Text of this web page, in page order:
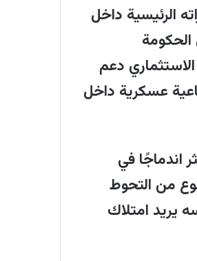
فلسفة
النخب
عالميًا، مما
الأمريكية
المتصاعد بين
العادية
الرئيسية داخل
الحكومة
دعم
عسكرية داخل
اندماجًا في
من التحوط
يريد امتلاك